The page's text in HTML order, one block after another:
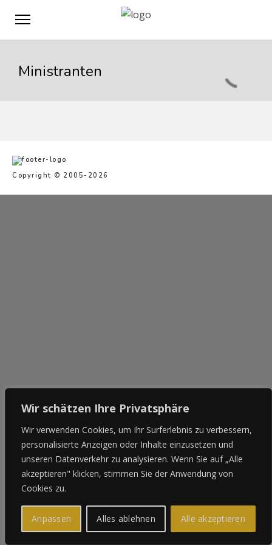
Wir schätzen Ihre Privatsphäre
Wir verwenden Cookies, um Ihr Surferlebnis zu verbessern,
personalisierte Anzeigen oder Inhalte einzusetzen und
unseren Datenverkehr zu analysieren. Wenn Sie auf „Alle
akzeptieren" klicken, stimmen Sie der Anwendung von
Cookies zu.
Anpassen Alles ablehnen Alle akzeptieren
Ministranten
Copyright © 2005-2026